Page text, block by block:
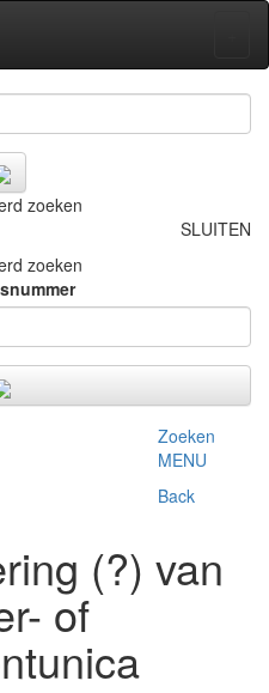
zoeken
SLUITEN
zoeken
Zoeken
MENU
Back
(?) van
of